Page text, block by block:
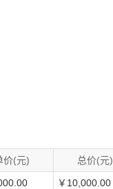
价(元) 总价(元)
￥10,000.00